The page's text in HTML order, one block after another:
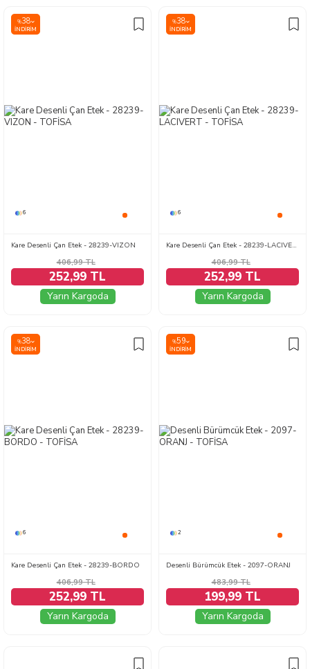
%38
İNDIRIM
6
Kare Desenli Çan Etek - 28239-VIZON
406,99TL
252,99 TL
Yarın Kargoda
%38
İNDIRIM
6
Kare Desenli Çan Etek - 28239-LACIVERT
406,99TL
252,99 TL
Yarın Kargoda
%38
İNDIRIM
6
Kare Desenli Çan Etek - 28239-BORDO
406,99TL
252,99 TL
Yarın Kargoda
%59
İNDIRIM
2
Desenli Bürümcük Etek - 2097-ORANJ
483,99TL
199,99 TL
Yarın Kargoda